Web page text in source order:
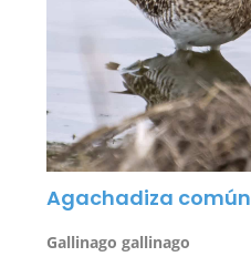
Agachadiza común
Gallinago gallinago